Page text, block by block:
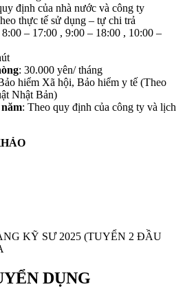
định của nhà nước và công ty
thực tế sử dụng – tự chi trả
8:00 – 17:00 , 9:00 – 18:00 , 10:00 –
: 30.000 yên/ tháng
hiểm Xã hội, Bảo hiểm y tế (Theo
Nhật Bản)
: Theo quy định của công ty và lịch
KỸ SƯ 2025 (TUYỂN 2 ĐẦU
DỤNG